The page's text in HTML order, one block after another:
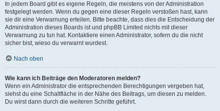
In jedem Board gibt es eigene Regeln, die meistens von der Administration
festgelegt werden. Wenn du gegen eine dieser Regeln verstoßen hast, kann
sie dir eine Verwarnung erteilen. Bitte beachte, dass dies die Entscheidung der
Administration dieses Boards ist und phpBB Limited nichts mit dieser
Verwarnung zu tun hat. Kontaktiere einen Administrator, sofern du die nicht
sicher bist, wieso du verwarnt wurdest.
Nach oben
Wie kann ich Beiträge den Moderatoren melden?
Wenn ein Administrator die entsprechenden Berechtigungen vergeben hat,
siehst du eine Schaltfläche in der Nähe des Beitrags, um diesen zu melden.
Du wirst dann durch die weiteren Schritte geführt.